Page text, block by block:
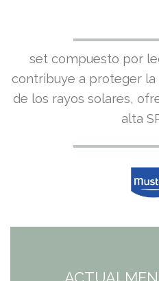
set compuesto por
contribuye a proteger la
de los rayos solares,
alta